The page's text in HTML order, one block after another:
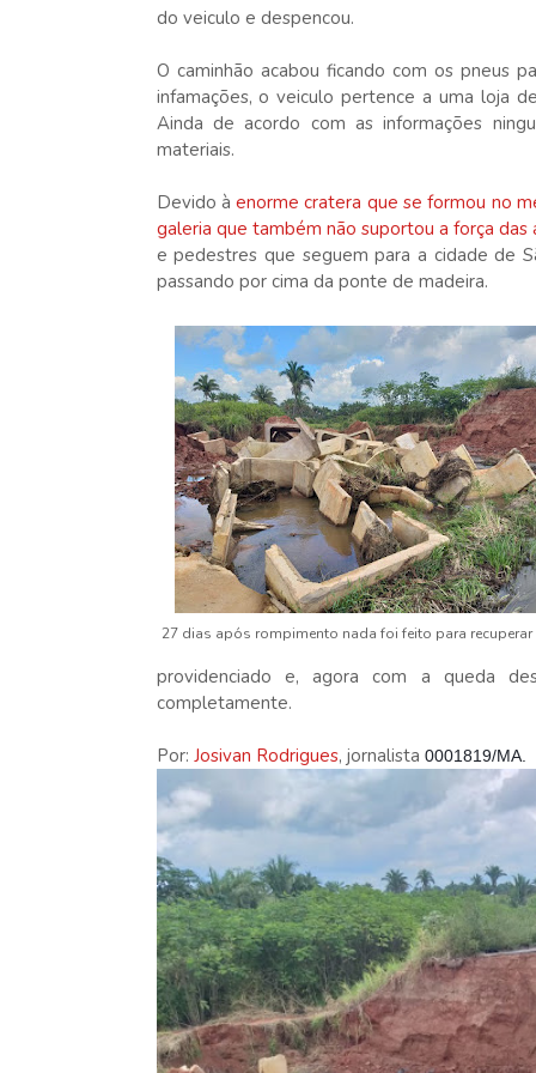
do veiculo e despencou.
O caminhão acabou ficando com os pneus
infamações, o veiculo pertence a uma loja
Ainda de acordo com as informações
materiais.
Devido àenorme cratera que se formou no
galeria que também não suportou a força das
e pedestres que seguem para a cidade de
passando por cima da ponte de madeira.
27 dias após rompimento nada foi feito para recuperar
providenciado e, agora com a queda
completamente.
Por: Josivan Rodrigues, jornalista 0001819/MA.